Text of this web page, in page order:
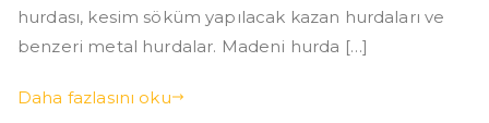
hurdası, kesim söküm yapılacak kazan hurdaları ve
benzeri metal hurdalar. Madeni hurda […]
Daha fazlasını oku